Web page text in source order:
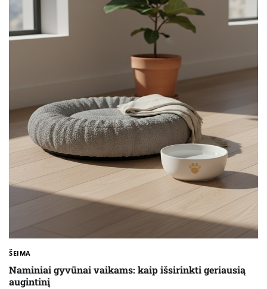
ŠEIMA
Naminiai gyvūnai vaikams: kaip išsirinkti geriausią
augintinį